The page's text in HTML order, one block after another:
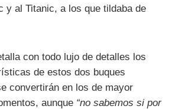
y al Titanic, a los que tildaba de
con todo lujo de detalles los
de estos dos buques
convertirán en los de mayor
aunque “no sabemos si por